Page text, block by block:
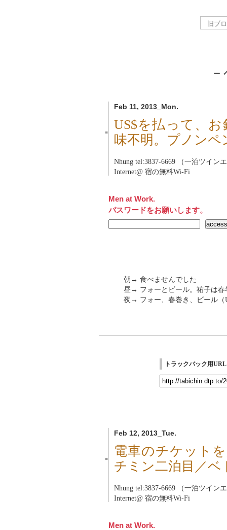
Feb 11, 2013_Mon.
■
US$を払って、
味不明。プノン
Nhung tel:3837-6669 （一泊ツイン
Internet@ 宿の無料Wi-Fi
Men at Work.
パスワードをお願いします。
朝→ 食べませんでした
昼→ フォーとビール。祐子は春
夜→ フォー、春巻き、ビール（
トラックバック用URL
Feb 12, 2013_Tue.
■
電車のチケット
チミン二泊目／ベ
Nhung tel:3837-6669 （一泊ツイン
Internet@ 宿の無料Wi-Fi
Men at Work.